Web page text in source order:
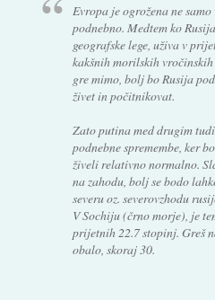
Evropa je ogrožena ne
podnebno. Medtem ko
geografske lege, uživa v
kakšnih morilskih
gre mimo, bolj bo Rusija
živet in počitnikovat.
Zato putina med drugim
podnebne spremembe, ker
živeli relativno normalno.
na zahodu, bolj se bodo
severu oz. severovzhodu
V Sochiju (črno morje), je
prijetnih 22.7 stopinj. Greš
obalo, skoraj 30.